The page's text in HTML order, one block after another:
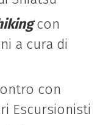
con
a cura di
con
Escursionisti